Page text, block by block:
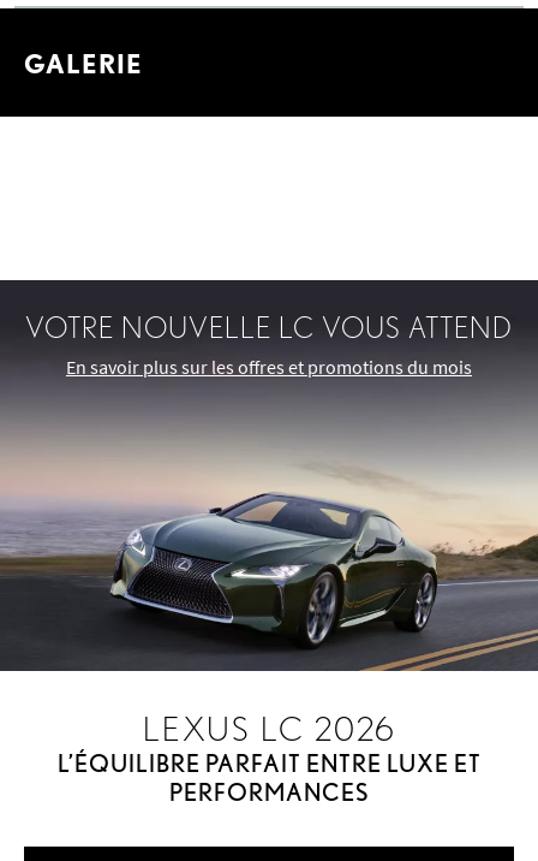
GALERIE
VOTRE NOUVELLE LC VOUS ATTEND
En savoir plus sur les offres et promotions du mois
LEXUS LC 2026
L’ÉQUILIBRE PARFAIT ENTRE LUXE ET
PERFORMANCES